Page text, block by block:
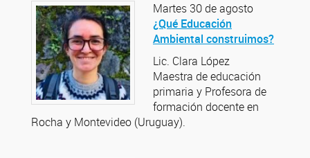
Martes 30 de agosto
¿Qué Educación
Ambiental construimos?
Lic. Clara López
Maestra de educación
primaria y Profesora de
formación docente en
Rocha y Montevideo (Uruguay).